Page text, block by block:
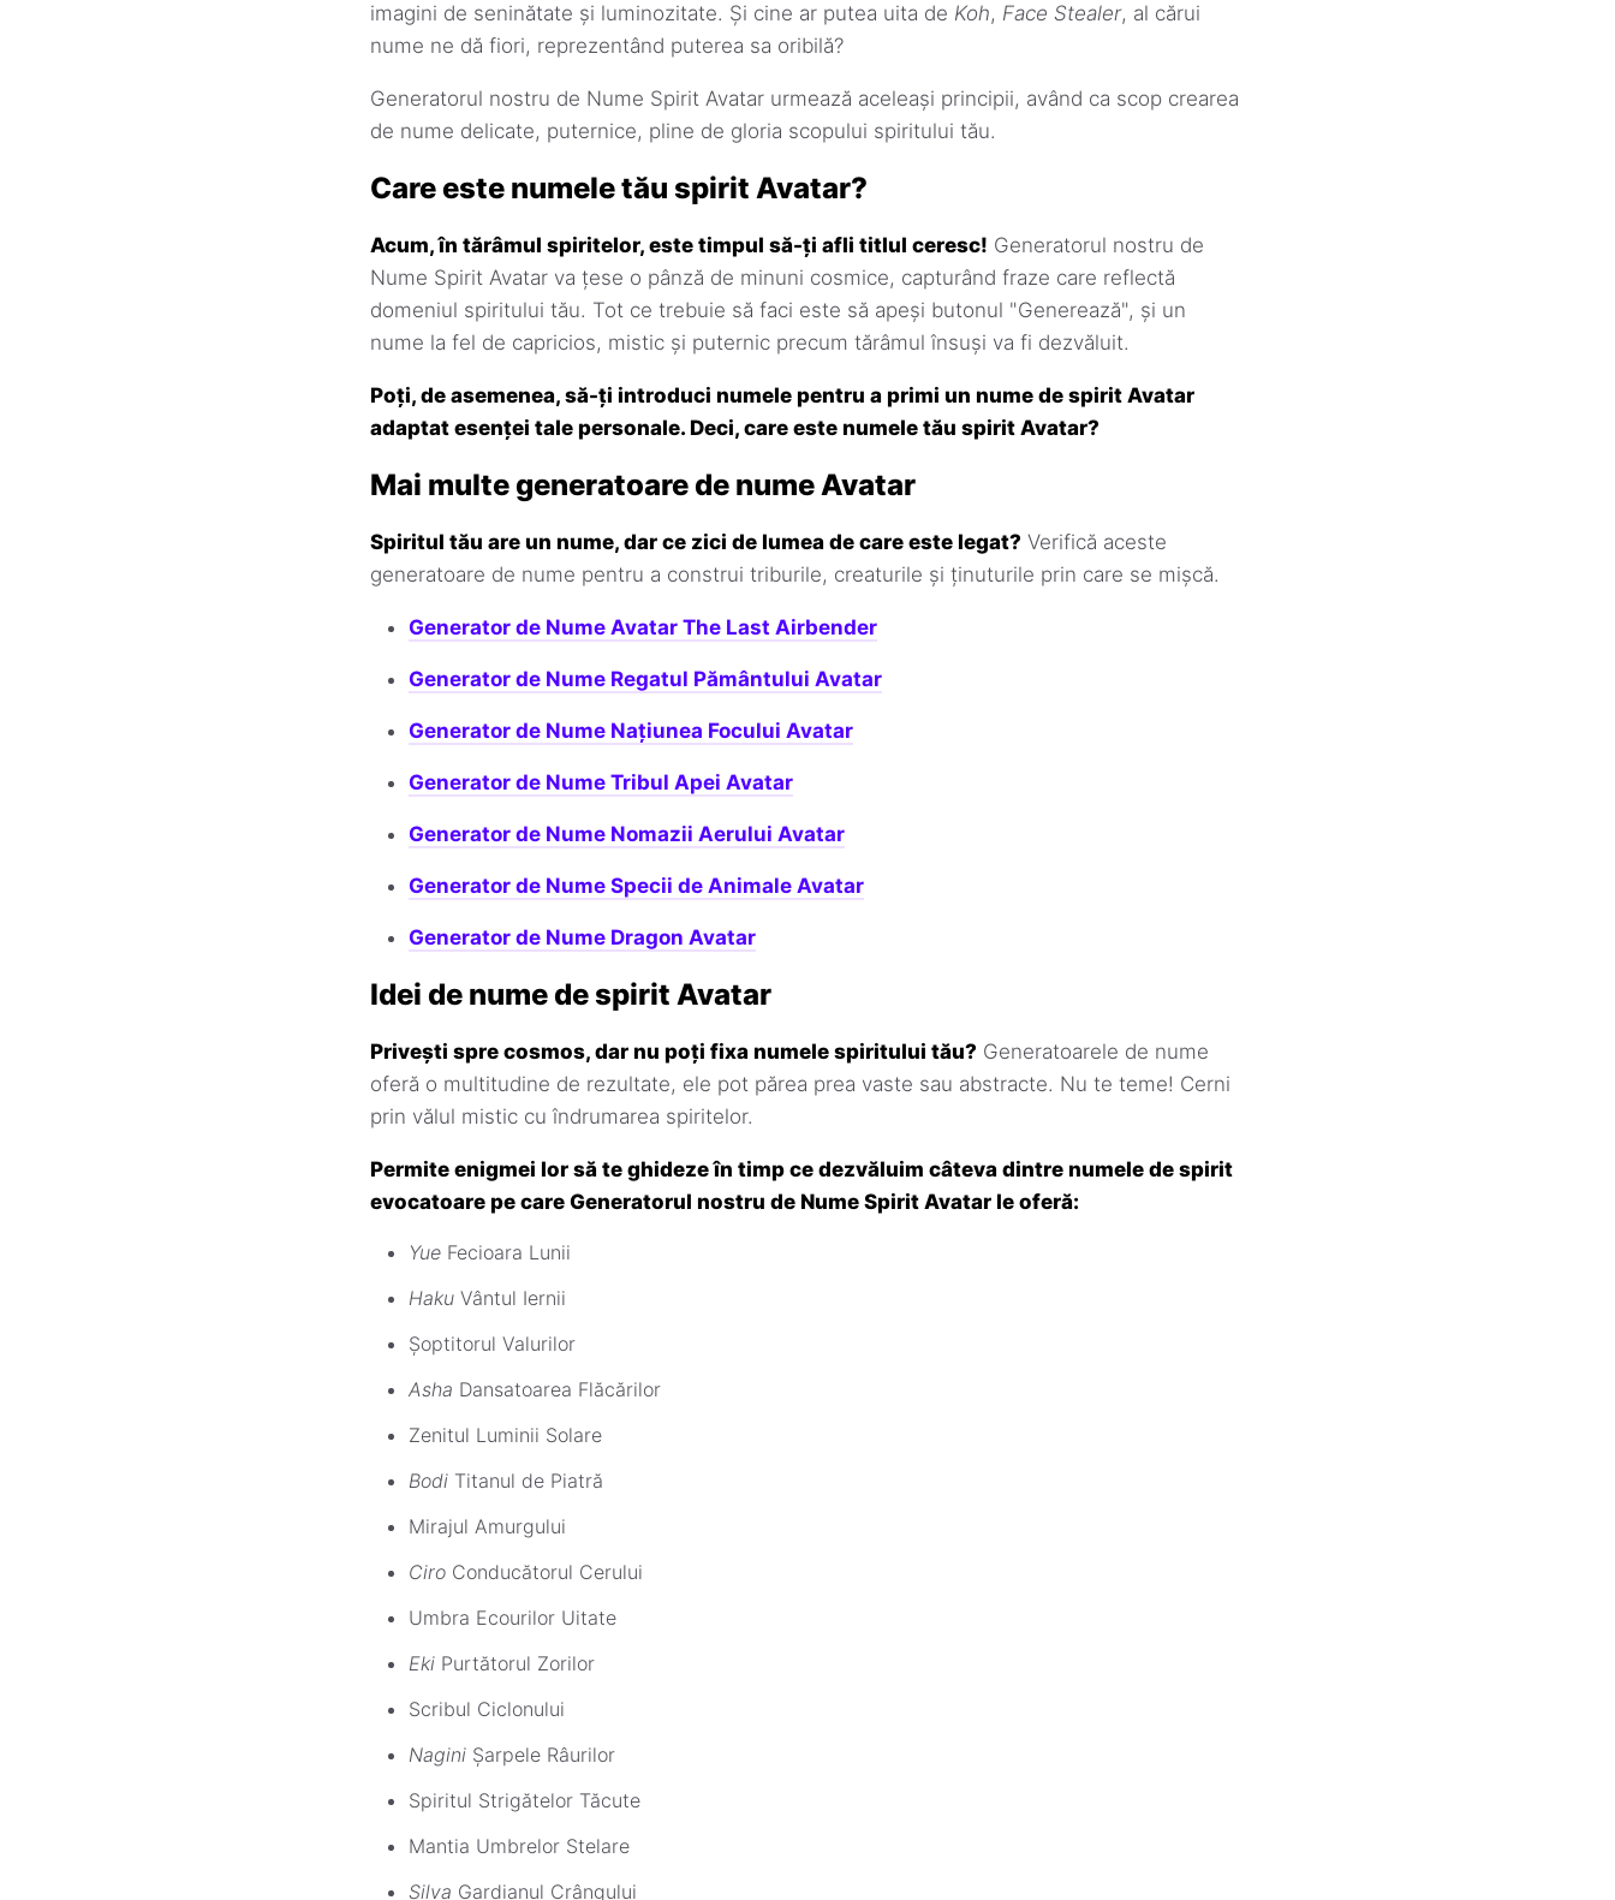
imagini de seninătate și luminozitate. Și cine ar putea uita de Koh, Face Stealer, al cărui
nume ne dă fiori, reprezentând puterea sa oribilă?
Generatorul nostru de Nume Spirit Avatar urmează aceleași principii, având ca scop crearea
de nume delicate, puternice, pline de gloria scopului spiritului tău.
Care este numele tău spirit Avatar?
Acum, în tărâmul spiritelor, este timpul să-ți afli titlul ceresc! Generatorul nostru de
Nume Spirit Avatar va țese o pânză de minuni cosmice, capturând fraze care reflectă
domeniul spiritului tău. Tot ce trebuie să faci este să apeși butonul "Generează", și un
nume la fel de capricios, mistic și puternic precum tărâmul însuși va fi dezvăluit.
Poți, de asemenea, să-ți introduci numele pentru a primi un nume de spirit Avatar
adaptat esenței tale personale. Deci, care este numele tău spirit Avatar?
Mai multe generatoare de nume Avatar
Spiritul tău are un nume, dar ce zici de lumea de care este legat? Verifică aceste
generatoare de nume pentru a construi triburile, creaturile și ținuturile prin care se mișcă.
Generator de Nume Avatar The Last Airbender
Generator de Nume Regatul Pământului Avatar
Generator de Nume Națiunea Focului Avatar
Generator de Nume Tribul Apei Avatar
Generator de Nume Nomazii Aerului Avatar
Generator de Nume Specii de Animale Avatar
Generator de Nume Dragon Avatar
Idei de nume de spirit Avatar
Privești spre cosmos, dar nu poți fixa numele spiritului tău? Generatoarele de nume
oferă o multitudine de rezultate, ele pot părea prea vaste sau abstracte. Nu te teme! Cerni
prin vălul mistic cu îndrumarea spiritelor.
Permite enigmei lor să te ghideze în timp ce dezvăluim câteva dintre numele de spirit
evocatoare pe care Generatorul nostru de Nume Spirit Avatar le oferă:
Yue Fecioara Lunii
Haku Vântul Iernii
Șoptitorul Valurilor
Asha Dansatoarea Flăcărilor
Zenitul Luminii Solare
Bodi Titanul de Piatră
Mirajul Amurgului
Ciro Conducătorul Cerului
Umbra Ecourilor Uitate
Eki Purtătorul Zorilor
Scribul Ciclonului
Nagini Șarpele Râurilor
Spiritul Strigătelor Tăcute
Mantia Umbrelor Stelare
Silva Gardianul Crângului